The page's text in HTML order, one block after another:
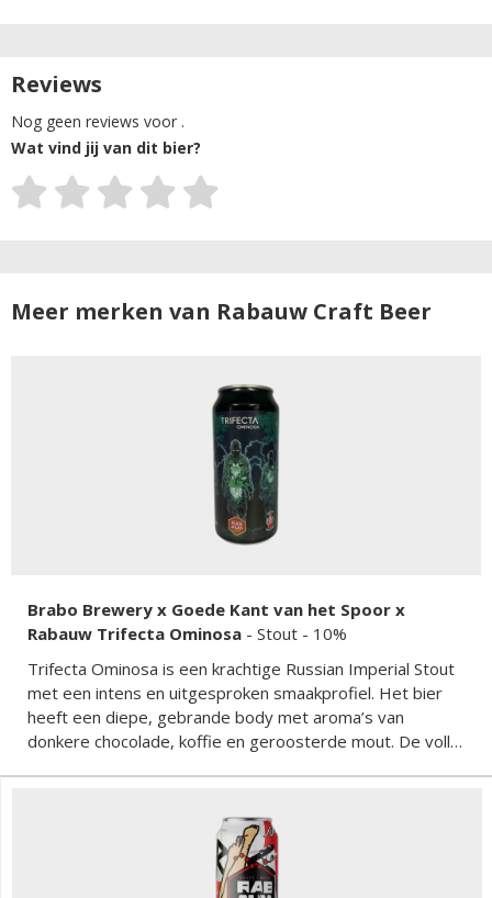
Reviews
Nog geen reviews voor .
Wat vind jij van dit bier?
Meer merken van Rabauw Craft Beer
Brabo Brewery x Goede Kant van het Spoor x
Rabauw Trifecta Ominosa - Stout - 10%
Trifecta Ominosa is een krachtige Russian Imperial Stout
met een intens en uitgesproken smaakprofiel. Het bier
heeft een diepe, gebrande body met aroma’s van
donkere chocolade, koffie en geroosterde mout. De volle
afdronk. Dit speciaalbier is rijk, zwaar en perfect voor
liefhebbers van stevige, donkere bieren met karakter. De
samenwerking tussen drie brouwerijen zorgt voor een
uitgebalanceerd, robuust eindresultaat.